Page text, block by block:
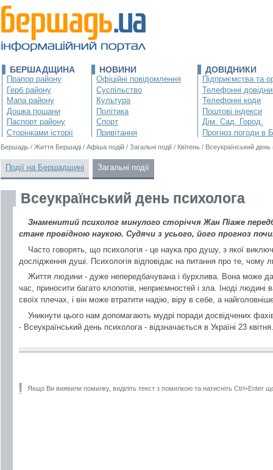
БЕРШАДЩИНА
Прапор району
Герб району
Мапа району
Дошка пошани
Паспорт району
Сторінками історії
НОВИНИ
Офіційні повідомлення
Суспільство
Культура
Політика
Спорт
Привітання
ДОВІДНИКИ
Підприємства та
Телефонні
Телефонні коди
Поштові індекси
Дім. Сад. Город.
Прогноз погоди в
Бершадь / Життя Бершаді / Афіша подій / Загальні події / Квітень / Всеукраїнський день
Події на Бершадщині Загальні події
Всеукраїнський день психолога
Знаменитий психолог минулого сторіччя Жан Піаже
стане провідною наукою. Судячи з усього, його прогноз
Часто говорять, що психологія - це наука про душу, з якої
дослідження душі. Психологія відповідає на питання про те, чому
Життя людини - дуже непередбачувана і бурхлива. Вона може
час, приносити багато клопотів, неприємностей і зла. Іноді
своїх плечах, і він може втратити надію, віру в себе, а
Уникнути цього нам допомагають мудрі поради досвідчених
- Всеукраїнський день психолога - відзначається в Україні 23 квітня.
Якщо Ви виявили помилку, виділіть текст з помилкою та натисніть Ctrl+Enter